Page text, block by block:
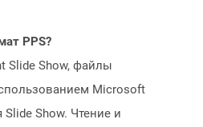
PPS?
Slide Show, файлы
Microsoft
Slide Show. Чтение и